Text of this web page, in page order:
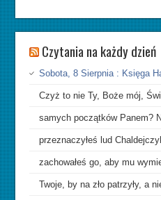
Czytania na każdy dzień
Sobota, 8 Sierpnia : Księga
Czyż to nie Ty, Boże mój,
samych początków Panem?
przeznaczyłeś lud
zachowałeś go, aby mu
Twoje, by na zło patrzyły, a